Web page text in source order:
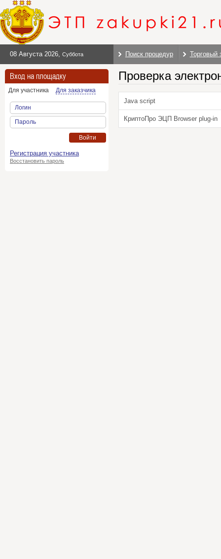
08 Августа 2026, Суббота Поиск процедур Торговый
Вход на площадку
Для участника Для заказчика
Логин
Пароль
Войти
Регистрация участника
Восстановить пароль
Проверка
Java script
КриптоПро ЭЦП Browser plug-in